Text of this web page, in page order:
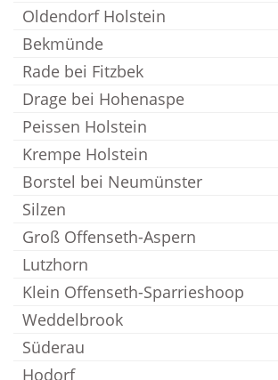
Oldendorf Holstein
Bekmünde
Rade bei Fitzbek
Drage bei Hohenaspe
Peissen Holstein
Krempe Holstein
Borstel bei Neumünster
Silzen
Groß Offenseth-Aspern
Lutzhorn
Klein Offenseth-Sparrieshoop
Weddelbrook
Süderau
Hodorf